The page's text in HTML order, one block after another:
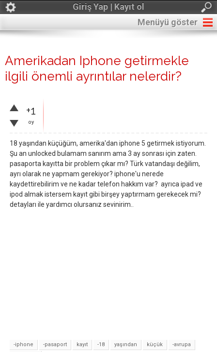
Giriş Yap | Kayıt ol
Menüyü göster
Amerikadan Iphone getirmekle
ilgili önemli ayrıntılar nelerdir?
+1
oy
18 yaşından küçüğüm, amerika'dan iphone 5 getirmek istiyorum.
Şu an unlocked bulamam sanırım ama 3 ay sonrası için zaten.
pasaporta kayıtta bir problem çıkar mı? Türk vatandaşı değilim,
ayrı olarak ne yapmam gerekiyor? iphone'u nerede
kaydettirebilirim ve ne kadar telefon hakkım var? ayrıca ipad ve
ipod almak istersem kayıt gibi birşey yaptırmam gerekecek mi?
detayları ile yardımcı olursanız sevinirim..
-iphone -pasaport kayıt -18 yaşından küçük
-avrupa